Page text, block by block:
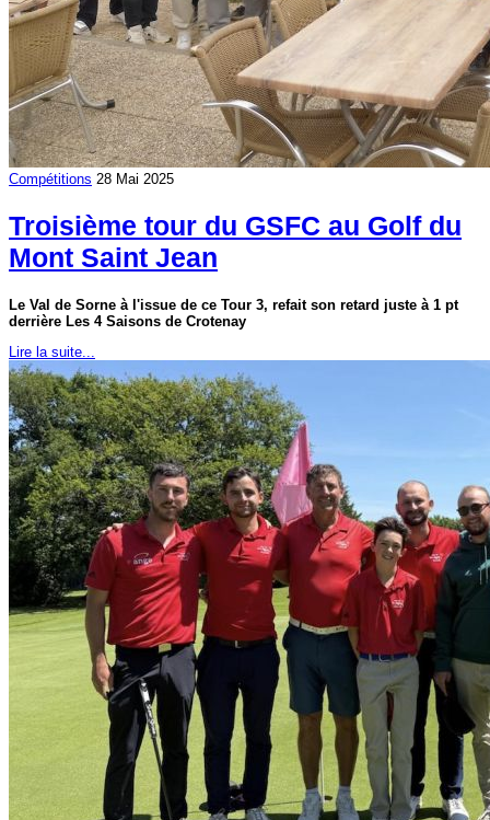
Compétitions 28 Mai 2025
Troisième tour du GSFC au Golf du
Mont Saint Jean
Le Val de Sorne à l'issue de ce Tour 3, refait son retard juste à 1 pt
derrière Les 4 Saisons de Crotenay
Lire la suite...